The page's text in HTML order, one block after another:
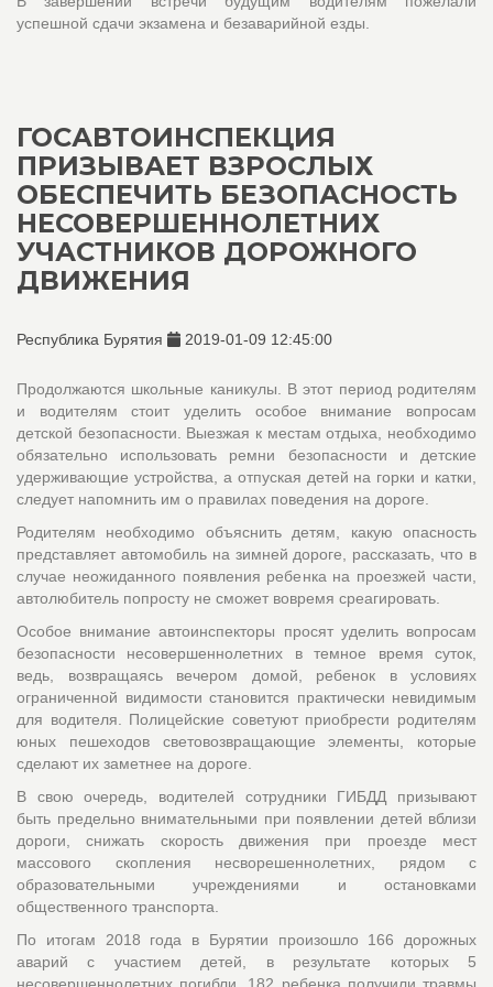
успешной сдачи экзамена и безаварийной езды.
ГОСАВТОИНСПЕКЦИЯ
ПРИЗЫВАЕТ ВЗРОСЛЫХ
ОБЕСПЕЧИТЬ БЕЗОПАСНОСТЬ
НЕСОВЕРШЕННОЛЕТНИХ
УЧАСТНИКОВ ДОРОЖНОГО
ДВИЖЕНИЯ
Республика Бурятия 2019-01-09 12:45:00
Продолжаются школьные каникулы. В этот период родителям
и водителям стоит уделить особое внимание вопросам
детской безопасности. Выезжая к местам отдыха, необходимо
обязательно использовать ремни безопасности и детские
удерживающие устройства, а отпуская детей на горки и катки,
следует напомнить им о правилах поведения на дороге.
Родителям необходимо объяснить детям, какую опасность
представляет автомобиль на зимней дороге, рассказать, что в
случае неожиданного появления ребенка на проезжей части,
автолюбитель попросту не сможет вовремя среагировать.
Особое внимание автоинспекторы просят уделить вопросам
безопасности несовершеннолетних в темное время суток,
ведь, возвращаясь вечером домой, ребенок в условиях
ограниченной видимости становится практически невидимым
для водителя. Полицейские советуют приобрести родителям
юных пешеходов световозвращающие элементы, которые
сделают их заметнее на дороге.
В свою очередь, водителей сотрудники ГИБДД призывают
быть предельно внимательными при появлении детей вблизи
дороги, снижать скорость движения при проезде мест
массового скопления несворешеннолетних, рядом с
образовательными учреждениями и остановками
общественного транспорта.
По итогам 2018 года в Бурятии произошло 166 дорожных
аварий с участием детей, в результате которых 5